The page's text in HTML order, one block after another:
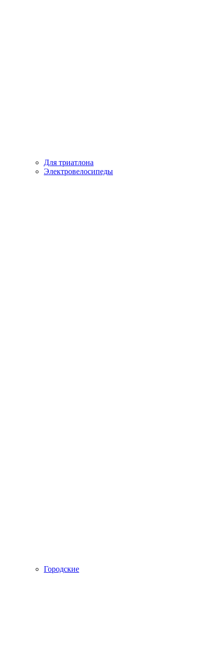
Для триатлона
Электровелосипеды
Городские